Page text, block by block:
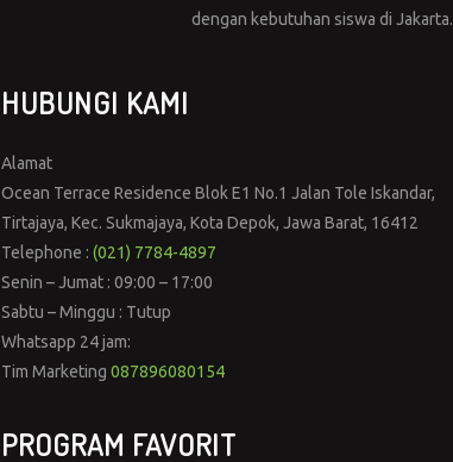
dengan kebutuhan siswa di Jakarta.
HUBUNGI KAMI
Alamat
Ocean Terrace Residence Blok E1 No.1 Jalan Tole Iskandar,
Tirtajaya, Kec. Sukmajaya, Kota Depok, Jawa Barat, 16412
Telephone : (021) 7784-4897
Senin – Jumat : 09:00 – 17:00
Sabtu – Minggu : Tutup
Whatsapp 24 jam:
Tim Marketing 087896080154
PROGRAM FAVORIT